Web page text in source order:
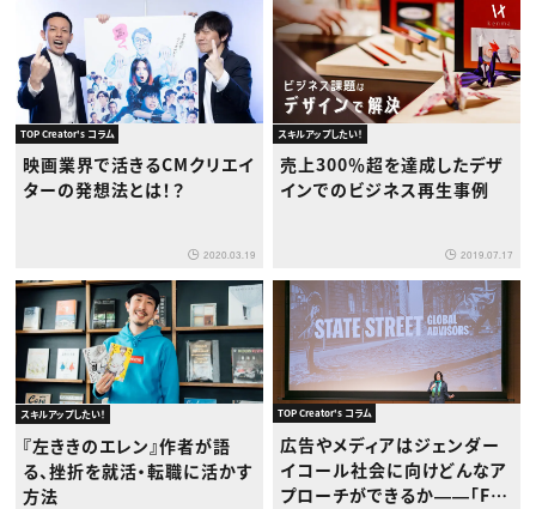
TOP Creator's コラム
映画業界で活きるCMクリエイ
ターの発想法とは！？
2020.03.19
スキルアップしたい！
売上300％超を達成したデザ
インでのビジネス再生事例
2019.07.17
スキルアップしたい！
『左ききのエレン』作者が語
る、挫折を就活・転職に活かす
方法
TOP Creator's コラム
広告やメディアはジェンダー
イコール社会に向けどんなア
プローチができるか――「Fea